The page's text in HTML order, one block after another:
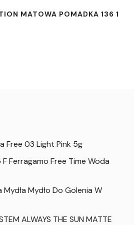
MATOWA POMADKA 136 1
Free 03 Light Pink 5g
Ferragamo Free Time Woda
Mydło Do Golenia W
ALWAYS THE SUN MATTE